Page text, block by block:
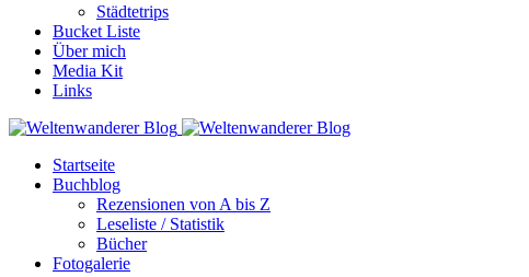
Städtetrips
Bucket Liste
Über mich
Media Kit
Links
Startseite
Buchblog
Rezensionen von A bis Z
Leseliste / Statistik
Bücher
Fotogalerie